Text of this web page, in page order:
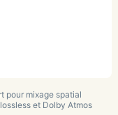
pour mixage spatial
et Dolby Atmos